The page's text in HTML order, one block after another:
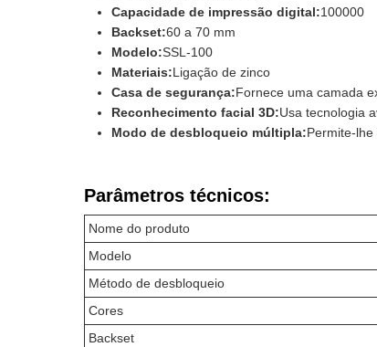
Capacidade de impressão digital:100000
Backset:60 a 70 mm
Modelo:SSL-100
Materiais:Ligação de zinco
Casa de segurança:Fornece uma camada
Reconhecimento facial 3D:Usa tecnologia
Modo de desbloqueio múltipla:Permite-
Parâmetros técnicos:
Nome do produto
Modelo
Método de desbloqueio
Cores
Backset